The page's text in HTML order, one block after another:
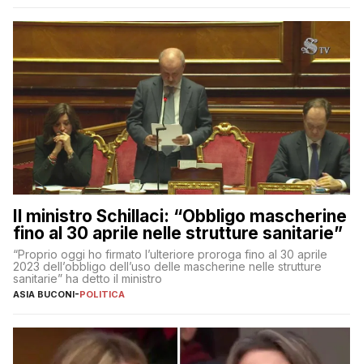
Il ministro Schillaci: “Obbligo mascherine
fino al 30 aprile nelle strutture sanitarie”
“Proprio oggi ho firmato l’ulteriore proroga fino al 30 aprile
2023 dell’obbligo dell’uso delle mascherine nelle strutture
sanitarie” ha detto il ministro
ASIA BUCONI-POLITICA